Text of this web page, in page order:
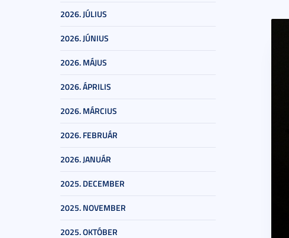
2026. JÚLIUS
2026. JÚNIUS
2026. MÁJUS
2026. ÁPRILIS
2026. MÁRCIUS
2026. FEBRUÁR
2026. JANUÁR
2025. DECEMBER
2025. NOVEMBER
2025. OKTÓBER